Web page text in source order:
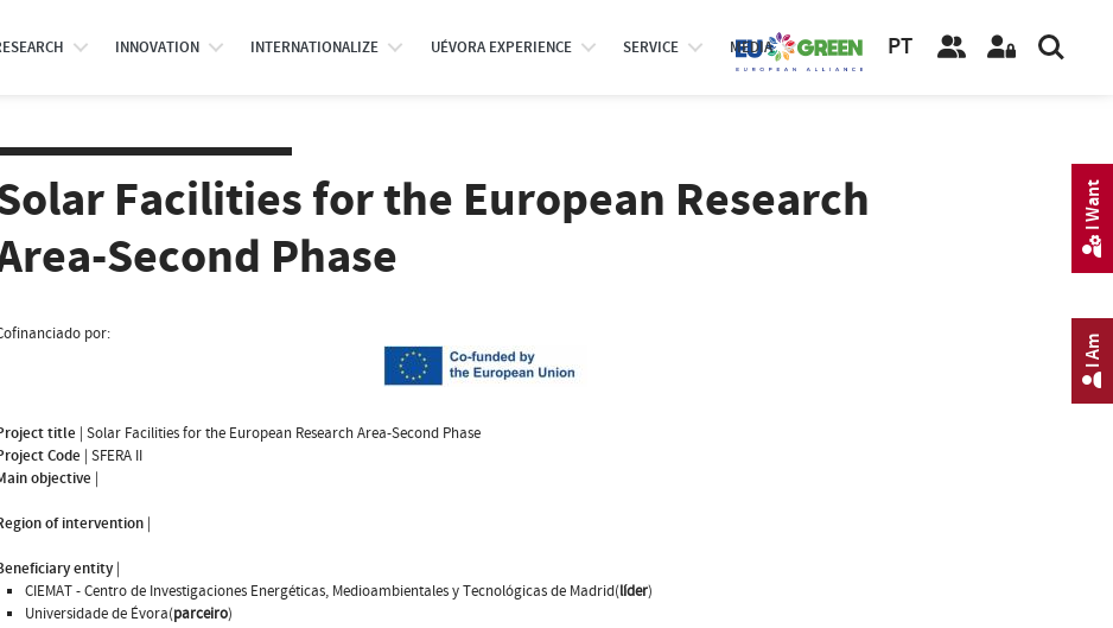
INNOVATION INTERNATIONALIZE UÉVORA EXPERIENCE SERVICE MEDIA PT
Facilities for the European Research
Second Phase
por:
title | Solar Facilities for the European Research Area-Second Phase
Code | SFERA II
objective |
of intervention |
entity|
CIEMAT - Centro de Investigaciones Energéticas, Medioambientales y Tecnológicas de Madrid(líder)
Universidade de Évora(parceiro)
I Am
I Want